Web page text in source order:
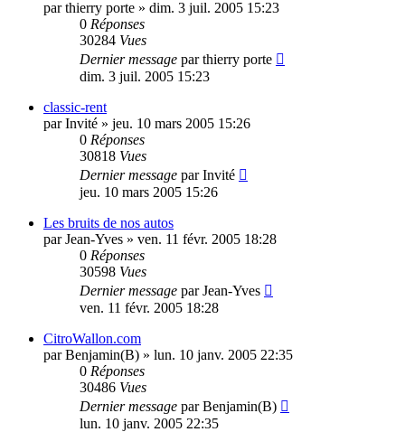
parthierry porte » dim. 3 juil. 2005 15:23
0 Réponses
30284 Vues
Dernier message parthierry porte
dim. 3 juil. 2005 15:23
classic-rent
parInvité » jeu. 10 mars 2005 15:26
0 Réponses
30818 Vues
Dernier message parInvité
jeu. 10 mars 2005 15:26
Les bruits de nos autos
parJean-Yves » ven. 11 févr. 2005 18:28
0 Réponses
30598 Vues
Dernier message parJean-Yves
ven. 11 févr. 2005 18:28
CitroWallon.com
parBenjamin(B) » lun. 10 janv. 2005 22:35
0 Réponses
30486 Vues
Dernier message parBenjamin(B)
lun. 10 janv. 2005 22:35